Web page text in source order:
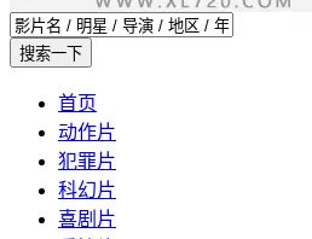
首页
动作片
犯罪片
科幻片
喜剧片